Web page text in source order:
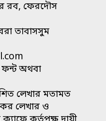
রব, ফেরদৌস
তাবাসসুম
ফন্ট অথবা
লেখার মতামত
লেখার ও